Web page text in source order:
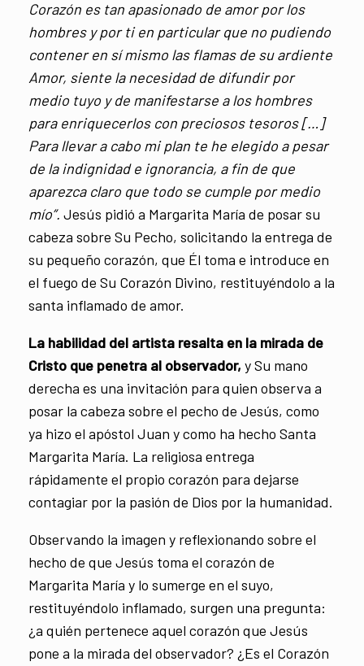
Corazón es tan apasionado de amor por los
hombres y por ti en particular que no pudiendo
contener en sí mismo las flamas de su ardiente
Amor, siente la necesidad de difundir por
medio tuyo y de manifestarse a los hombres
para enriquecerlos con preciosos tesoros […]
Para llevar a cabo mi plan te he elegido a pesar
de la indignidad e ignorancia, a fin de que
aparezca claro que todo se cumple por medio
mío”. Jesús pidió a Margarita María de posar su
cabeza sobre Su Pecho, solicitando la entrega de
su pequeño corazón, que Él toma e introduce en
el fuego de Su Corazón Divino, restituyéndolo a la
santa inflamado de amor.
La habilidad del artista resalta en la mirada de
Cristo que penetra al observador, y Su mano
derecha es una invitación para quien observa a
posar la cabeza sobre el pecho de Jesús, como
ya hizo el apóstol Juan y como ha hecho Santa
Margarita María. La religiosa entrega
rápidamente el propio corazón para dejarse
contagiar por la pasión de Dios por la humanidad.
Observando la imagen y reflexionando sobre el
hecho de que Jesús toma el corazón de
Margarita María y lo sumerge en el suyo,
restituyéndolo inflamado, surgen una pregunta:
¿a quién pertenece aquel corazón que Jesús
pone a la mirada del observador? ¿Es el Corazón